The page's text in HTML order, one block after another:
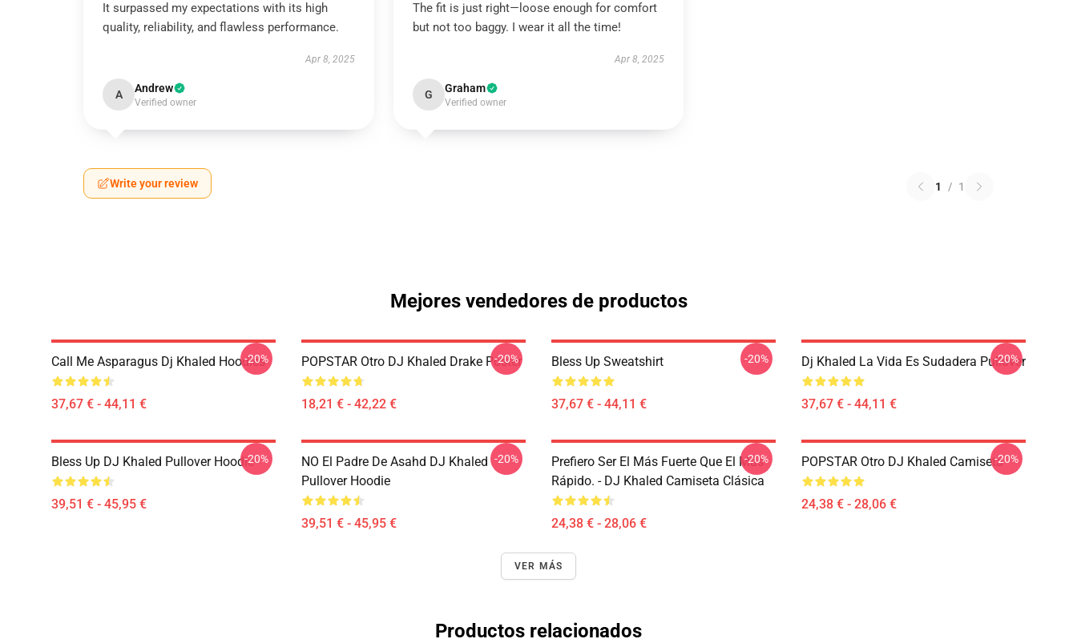
It surpassed my expectations with its high
quality, reliability, and flawless performance.
Apr 8, 2025
A Andrew
Verified owner
The fit is just right—loose enough for comfort
but not too baggy. I wear it all the time!
Apr 8, 2025
G Graham
Verified owner
Write your review 1 / 1
Mejores vendedores de productos
Call Me Asparagus Dj Khaled Hoodies
37,67 € - 44,11 €
-20% POPSTAR Otro DJ Khaled Drake Poster
18,21 € - 42,22 €
-20% Bless Up Sweatshirt
37,67 € - 44,11 €
-20% Dj Khaled La Vida Es Sudadera Pullover
37,67 € - 44,11 €
-20%
Bless Up DJ Khaled Pullover Hoodie
39,51 € - 45,95 €
-20%
NO El Padre De Asahd DJ Khaled
Pullover Hoodie
39,51 € - 45,95 €
-20%
Prefiero Ser El Más Fuerte Que El Más
Rápido. - DJ Khaled Camiseta Clásica
24,38 € - 28,06 €
-20% POPSTAR Otro DJ Khaled Camiseta
24,38 € - 28,06 €
-20%
VER MÁS
Productos relacionados